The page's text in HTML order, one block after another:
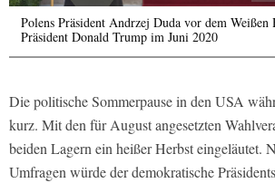
Polens Präsident Andrzej Duda vor dem Weißen
Präsident Donald Trump im Juni 2020
Die politische Sommerpause in den USA
kurz. Mit den für August angesetzten
beiden Lagern ein heißer Herbst eingeläutet.
Umfragen würde der demokratische